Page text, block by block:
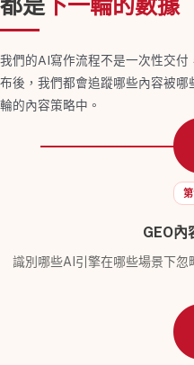
都是下一輪的數據
我們的AI寫作流程不是一次性交
布後，我們都會追蹤哪些內容被
輪的內容策略中。
GEO內
識別哪些AI引擎在哪些場景下